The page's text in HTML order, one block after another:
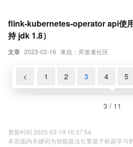
文章 2023-02-16 来自：开发者社区
flink-kubernetes-operator api使
持 jdk 1.8）
< 1 2 3 4 5
3 / 11
更新时间 2025-03-19 16:37:54
本页面内关键词为智能算法引擎基于机器学习